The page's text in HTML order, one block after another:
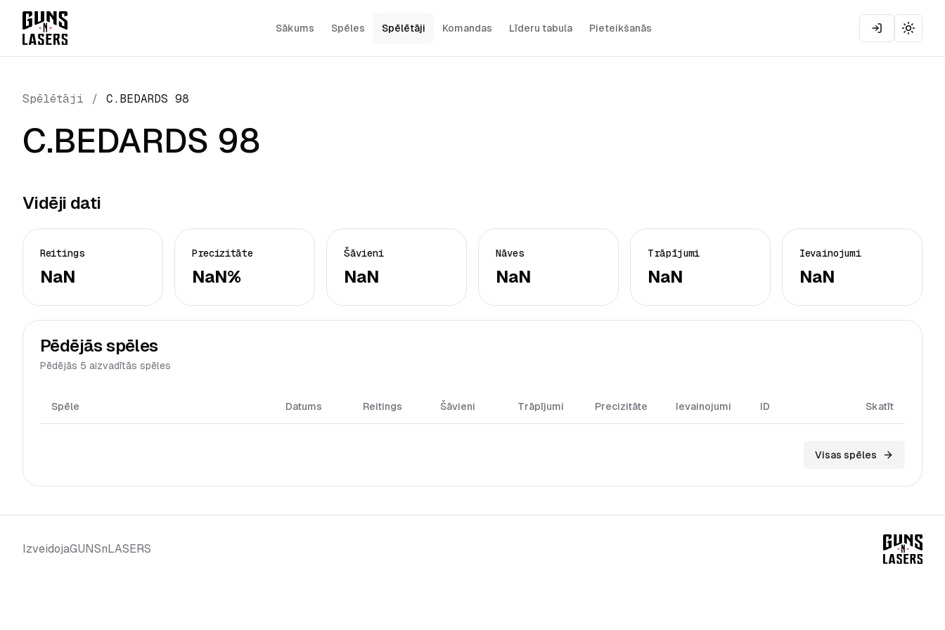
Sākums Spēles Spēlētāji Komandas Līderu tabula Pieteikšanās
Toggle
Spēlētāji / C.BEDARDS 98
C.BEDARDS 98
Vidēji dati
Reitings
NaN
Precizitāte
NaN%
Šāvieni
NaN
Nāves
NaN
Trāpījumi
NaN
Ievainojumi
NaN
Pēdējās spēles
Pēdējās 5 aizvadītās spēles
Spēle Datums Reitings Šāvieni Trāpījumi Precizitāte Ievainojumi ID Skatīt
Visas spēles
IzveidojaGUNSnLASERS